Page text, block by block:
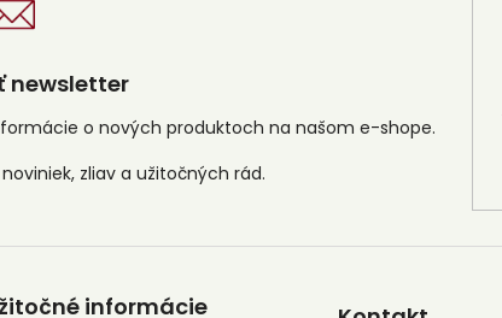
newsletter
o nových produktoch na našom e-shope.
informácie